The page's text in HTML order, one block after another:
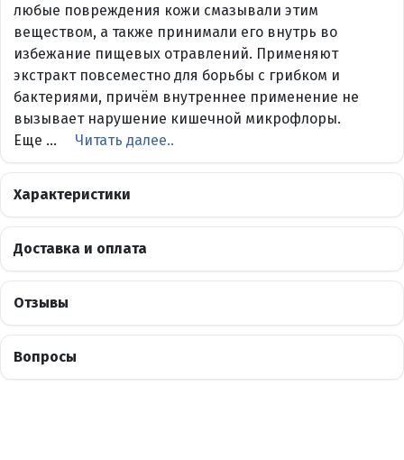
любые повреждения кожи смазывали этим
веществом, а также принимали его внутрь во
избежание пищевых отравлений. Применяют
экстракт повсеместно для борьбы с грибком и
бактериями, причём внутреннее применение не
вызывает нарушение кишечной микрофлоры.
Еще ...
Читать далее..
Характеристики
Доставка и оплата
Отзывы
Вопросы